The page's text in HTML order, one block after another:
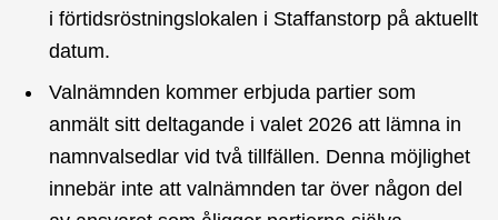
i förtidsröstningslokalen i Staffanstorp på aktuellt
datum.
Valnämnden kommer erbjuda partier som
anmält sitt deltagande i valet 2026 att lämna in
namnvalsedlar vid två tillfällen. Denna möjlighet
innebär inte att valnämnden tar över någon del